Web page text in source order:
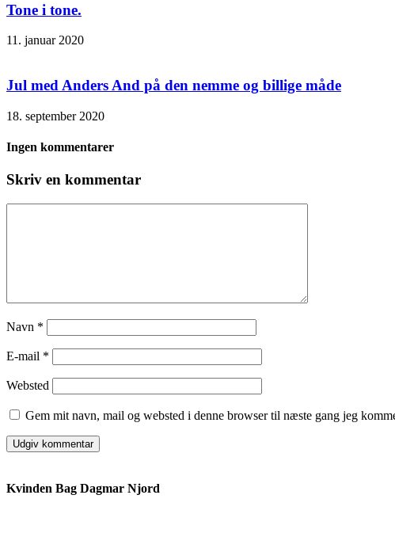
Tone i tone.
11. januar 2020
Jul med Anders And på den nemme og billige måde
18. september 2020
Ingen kommentarer
Skriv en kommentar
Navn *
E-mail *
Websted
Gem mit navn, mail og websted i denne browser til næste gang jeg
Kvinden Bag Dagmar Njord